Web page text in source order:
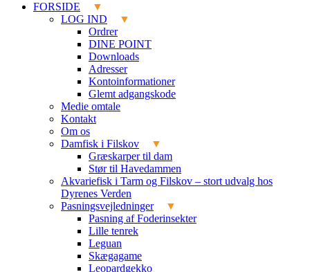
FORSIDE
LOG IND
Ordrer
DINE POINT
Downloads
Adresser
Kontoinformationer
Glemt adgangskode
Medie omtale
Kontakt
Om os
Damfisk i Filskov
Græskarper til dam
Stør til Havedammen
Akvariefisk i Tarm og Filskov – stort udvalg hos
Dyrenes Verden
Pasningsvejledninger
Pasning af Foderinsekter
Lille tenrek
Leguan
Skægagame
Leopardgekko